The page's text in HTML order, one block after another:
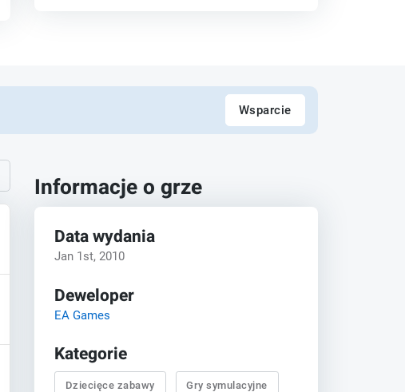
Wsparcie
Informacje o grze
Data wydania
Jan 1st, 2010
Deweloper
EA Games
Kategorie
Dziecięce zabawy Gry symulacyjne